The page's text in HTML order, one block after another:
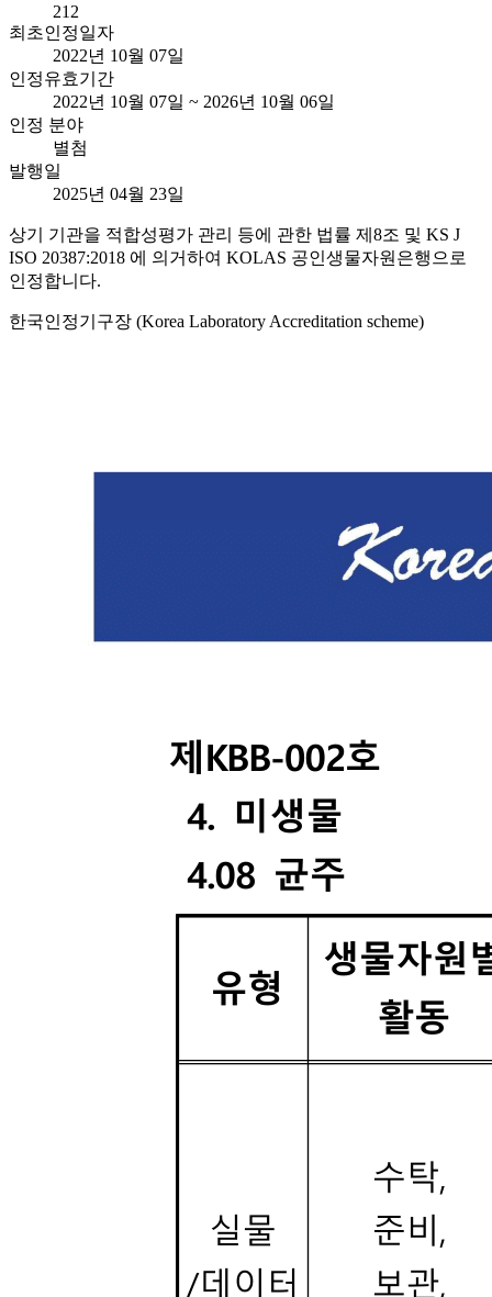
212
최초인정일자
2022년 10월 07일
인정유효기간
2022년 10월 07일 ~ 2026년 10월 06일
인정 분야
별첨
발행일
2025년 04월 23일
상기 기관을 적합성평가 관리 등에 관한 법률 제8조 및 KS J
ISO 20387:2018 에 의거하여 KOLAS 공인생물자원은행으로
인정합니다.
한국인정기구장 (Korea Laboratory Accreditation scheme)